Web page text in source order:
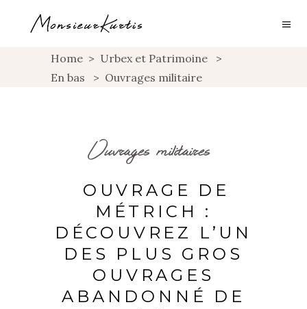
Home > Urbex et Patrimoine
>
En bas
> Ouvrages militaire
Ouvrages militaires
OUVRAGE DE
MÉTRICH :
DÉCOUVREZ L’UN
DES PLUS GROS
OUVRAGES
ABANDONNÉ DE